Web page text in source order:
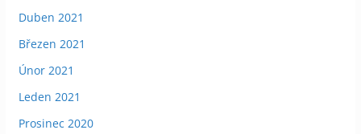
Duben 2021
Březen 2021
Únor 2021
Leden 2021
Prosinec 2020